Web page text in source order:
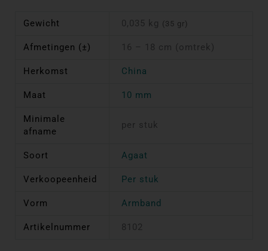
Gewicht 0,035 kg (35 gr)
Afmetingen (±) 16 – 18 cm (omtrek)
Herkomst China
Maat 10 mm
Minimale
afname
per stuk
Soort Agaat
Verkoopeenheid Per stuk
Vorm Armband
Artikelnummer 8102